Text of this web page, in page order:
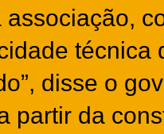
associação,
técnica
disse o
partir da